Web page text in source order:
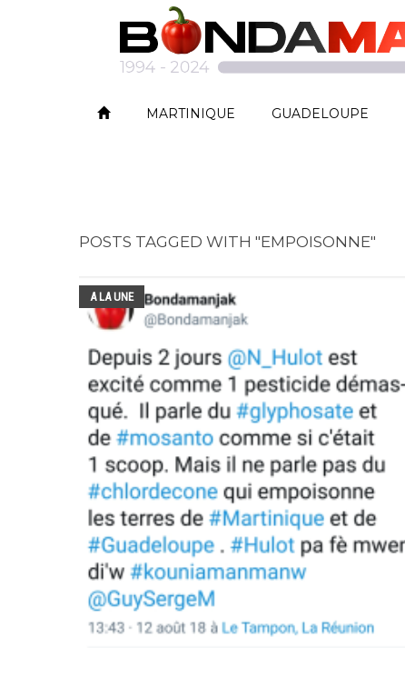
MARTINIQUE GUADELOUPE
POSTS TAGGED WITH "EMPOISONNE"
A LA UNE